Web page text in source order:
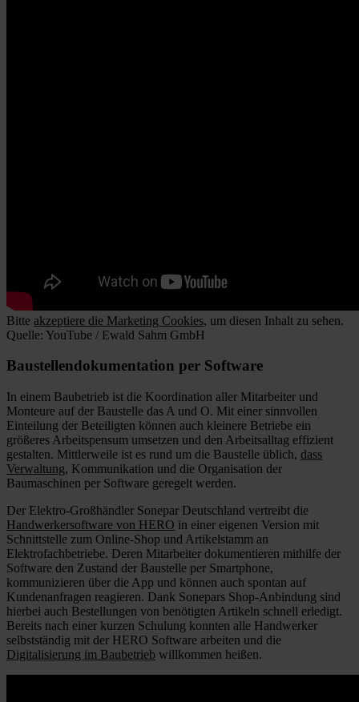
Bitte akzeptiere die Marketing Cookies, um diesen Inhalt zu sehen.
Quelle: YouTube / Ewald Sahm GmbH
Baustellendokumentation per Software
In einem Baubetrieb ist die Koordination aller Mitarbeiter und
Monteure auf der Baustelle das A und O. Mit einer sinnvollen
Einteilung der Beteiligten können auch kleinere Betriebe ein
größeres Arbeitspensum umsetzen und den Arbeitsalltag effizient
gestalten. Mittlerweile ist es rund um die Baustelle üblich, dass
Verwaltung, Kommunikation und die Organisation der
Baumaschinen per Software geregelt werden.
Der Elektro-Großhändler Sonepar Deutschland vertreibt die
Handwerkersoftware von HERO in einer eigenen Version mit
Schnittstelle zum Online-Shop und Artikelstamm an
Elektrofachbetriebe. Deren Mitarbeiter dokumentieren mithilfe der
Software den Zustand der Baustelle per Smartphone,
kommunizieren über die App und können auch spontan auf
Kundenanfragen reagieren. Dank Sonepars Shop-Anbindung sind
hierbei auch Bestellungen von benötigten Artikeln schnell erledigt.
Bereits nach einer kurzen Schulung konnten alle Handwerker
selbstständig mit der HERO Software arbeiten und die
Digitalisierung im Baubetrieb willkommen heißen.